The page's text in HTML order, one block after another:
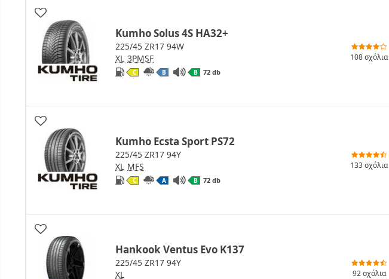
Kumho Solus 4S HA32+
225/45 ZR17 94W
XL 3PMSF
C B B 72 db
108 σχόλια
Kumho Ecsta Sport PS72
225/45 ZR17 94Y
XL MFS
C A B 72 db
133 σχόλια
Hankook Ventus Evo K137
225/45 ZR17 94Y
XL
92 σχόλια